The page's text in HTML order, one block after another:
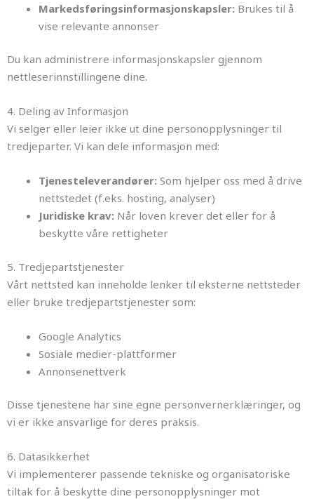
Markedsføringsinformasjonskapsler: Brukes til å
vise relevante annonser
Du kan administrere informasjonskapsler gjennom
nettleserinnstillingene dine.
4. Deling av Informasjon
Vi selger eller leier ikke ut dine personopplysninger til
tredjeparter. Vi kan dele informasjon med:
Tjenesteleverandører: Som hjelper oss med å drive
nettstedet (f.eks. hosting, analyser)
Juridiske krav: Når loven krever det eller for å
beskytte våre rettigheter
5. Tredjepartstjenester
Vårt nettsted kan inneholde lenker til eksterne nettsteder
eller bruke tredjepartstjenester som:
Google Analytics
Sosiale medier-plattformer
Annonsenettverk
Disse tjenestene har sine egne personvernerklæringer, og
vi er ikke ansvarlige for deres praksis.
6. Datasikkerhet
Vi implementerer passende tekniske og organisatoriske
tiltak for å beskytte dine personopplysninger mot